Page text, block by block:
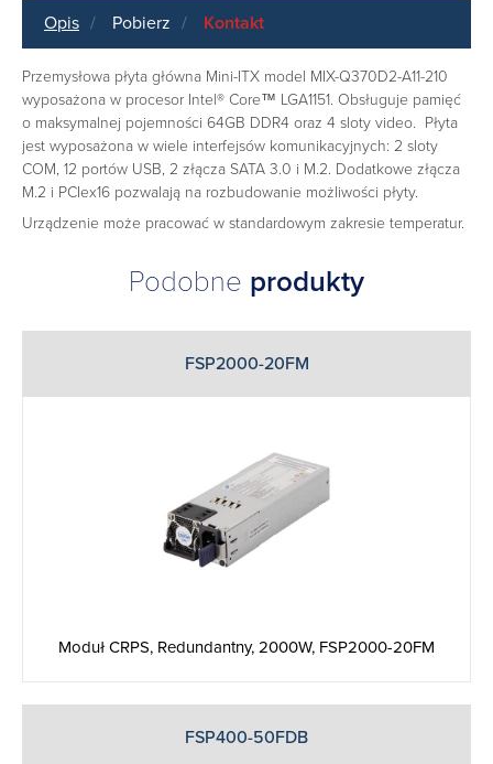
Opis Pobierz Kontakt
Przemysłowa płyta główna Mini-ITX model MIX-Q370D2-A11-210
wyposażona w procesor Intel® Core™ LGA1151. Obsługuje pamięć
o maksymalnej pojemności 64GB DDR4 oraz 4 sloty video. Płyta
jest wyposażona w wiele interfejsów komunikacyjnych: 2 sloty
COM, 12 portów USB, 2 złącza SATA 3.0 i M.2. Dodatkowe złącza
M.2 i PCIex16 pozwalają na rozbudowanie możliwości płyty.
Urządzenie może pracować w standardowym zakresie temperatur.
Podobne produkty
FSP2000-20FM
Moduł CRPS, Redundantny, 2000W, FSP2000-20FM
FSP400-50FDB